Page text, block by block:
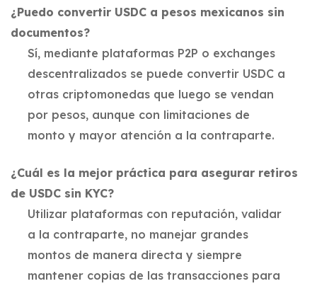
¿Puedo convertir USDC a pesos mexicanos sin
documentos?
Sí, mediante plataformas P2P o exchanges
descentralizados se puede convertir USDC a
otras criptomonedas que luego se vendan
por pesos, aunque con limitaciones de
monto y mayor atención a la contraparte.
¿Cuál es la mejor práctica para asegurar retiros
de USDC sin KYC?
Utilizar plataformas con reputación, validar
a la contraparte, no manejar grandes
montos de manera directa y siempre
mantener copias de las transacciones para